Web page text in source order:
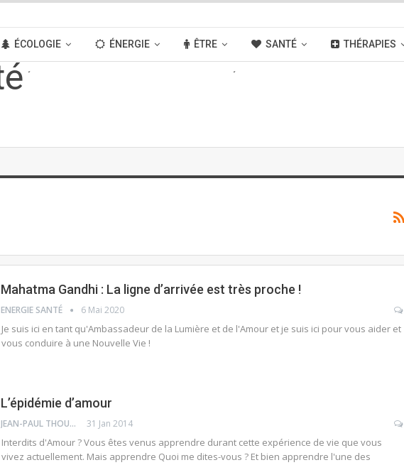
ÉCOLOGIE ÉNERGIE ÊTRE SANTÉ THÉRAPIES
MÉDIAS
Mahatma Gandhi : La ligne d’arrivée est très proche !
ENERGIE SANTÉ 6 Mai 2020
Je suis ici en tant qu'Ambassadeur de la Lumière et de l'Amour et je suis ici pour vous aider et
vous conduire à une Nouvelle Vie !
L’épidémie d’amour
JEAN-PAUL THOUNY 31 Jan 2014
Interdits d'Amour ? Vous êtes venus apprendre durant cette expérience de vie que vous
vivez actuellement. Mais apprendre Quoi me dites-vous ? Et bien apprendre l'une des